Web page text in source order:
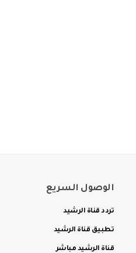
الوصول السريع
تردد قناة الرشيد
تطبيق قناة الرشيد
قناة الرشيد مباشر